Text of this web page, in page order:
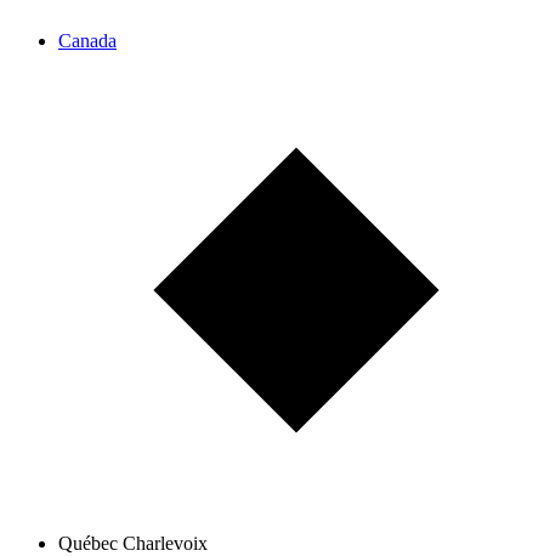
Canada
Québec Charlevoix